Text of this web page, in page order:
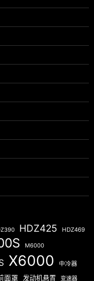
HDZ425 HDZ469
M6000
X6000 中冷器
面罩 发动机悬置 变速器